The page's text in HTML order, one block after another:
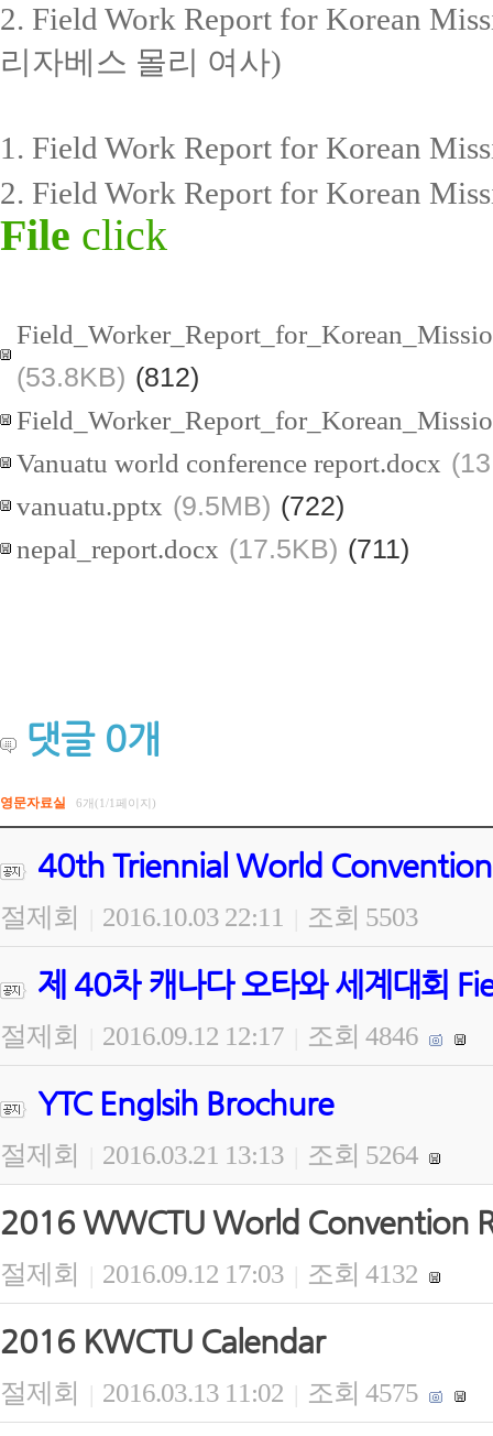
2. Field Work Report for Korean
리자베스 몰리 여사)
1. Field Work Report for Korean
2. Field Work Report for Korean
File click
(53.8KB) (812)
Vanuatu world conference report.docx
vanuatu.pptx (9.5MB) (722)
nepal_report.docx (17.5KB) (711)
댓글 0개
영문자료실 6개(1/1페이지)
40th Triennial World Convention
절제회 2016.10.03 22:11 조회 5503
제 40차 캐나다 오타와 세계대회
절제회 2016.09.12 12:17 조회 4846
YTC Englsih Brochure
절제회 2016.03.21 13:13 조회 5264
2016 WWCTU World Convention
절제회 | 2016.09.12 17:03 | 조회 4132
2016 KWCTU Calendar
절제회 | 2016.03.13 11:02 | 조회 4575